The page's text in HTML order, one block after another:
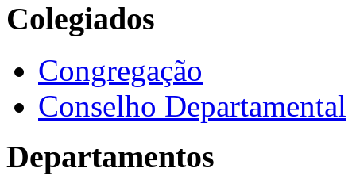
Colegiados
Congregação
Conselho Departamental
Departamentos